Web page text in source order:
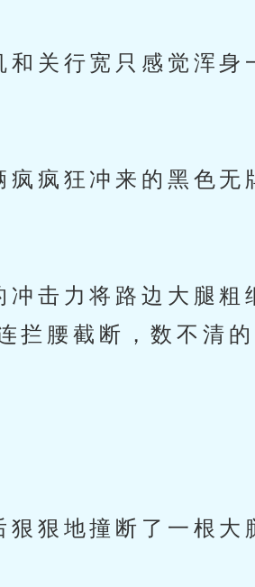
关行宽只感觉浑身
疯狂冲来的黑色无
击力将路边大腿粗
拦腰截断，数不清
狠地撞断了一根大